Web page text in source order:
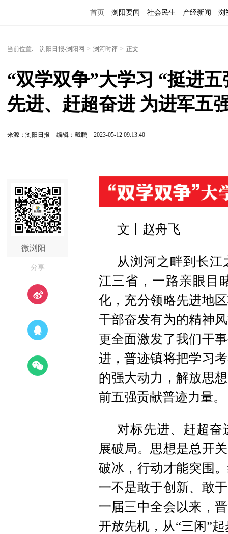
首页 浏阳要闻 社会民生 产经新闻 浏
当前位置: 浏阳日报-浏阳网 > 浏河时评 > 正文
“双学双争”大学习 “挺进
先进、赶超奋进 为进军五
来源：浏阳日报 编辑：戴鹏 2023-05-12 09:13:40
微浏阳
—分享—
文丨赵舟飞
从浏河之畔到长
江三省，一路亲眼目
化，充分领略先进地
干部奋发有为的精神
更全面激发了我们干
进，普迹镇将把学习
的强大动力，解放思
前五强贡献普迹力量。
对标先进、赶超
展破局。思想是总开
破冰，行动才能突围
一不是敢于创新、敢
一届三中全会以来，
开放先机，从“三闲”